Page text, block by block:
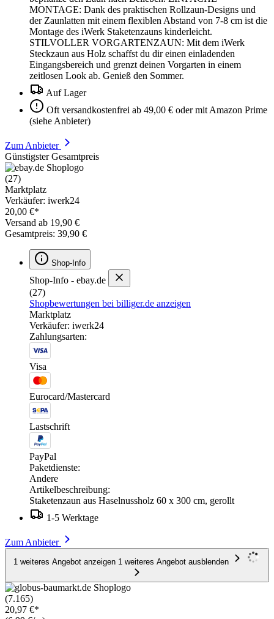
MONTAGE: Dank des praktischen Rollzaun-Designs und
der Zaunlatten mit einem flexiblen Abstand von 7-8 cm ist die
Montage des iWerk Staketenzauns kinderleicht.
STILVOLLER VORGARTENZAUN: Mit dem iWerk
Steckzaun aus Holz schaffst du dir einen einladenden
Eingangsbereich und grenzt deinen Vorgarten in einem
zeitlosen Look ab. Genieß den Sommer.
Auf Lager
Oft versandkostenfrei ab 49,00 € oder mit Amazon Prime
(siehe Anbieter)
Zum Anbieter
Günstigster Gesamtpreis
(27)
Marktplatz
Verkäufer: iwerk24
20,00 €*
Versand ab 19,90 €
Gesamtpreis: 39,90 €
Shop-Info
Shop-Info - ebay.de
(27)
Shopbewertungen bei billiger.de anzeigen
Marktplatz
Verkäufer: iwerk24
Zahlungsarten:
Visa
Eurocard/Mastercard
Lastschrift
PayPal
Paketdienste:
Andere
Artikelbeschreibung:
Staketenzaun aus Haselnussholz 60 x 300 cm, gerollt
1-5 Werktage
Zum Anbieter
1 weiteres Angebot anzeigen 1 weiteres Angebot ausblenden
(7.165)
20,97 €*